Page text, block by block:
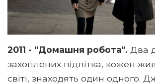
2011 - "Домашня робота". Два
захоплених підлітка, кожен
світі, знаходять один одного.